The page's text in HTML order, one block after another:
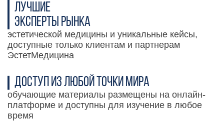
Лучшие
эксперты рынка
эстетической медицины и уникальные кейсы,
доступные только клиентам и партнерам
ЭстетМедицина
Доступ из любой точки мира
обучающие материалы размещены на онлайн-
платформе и доступны для изучение в любое
время